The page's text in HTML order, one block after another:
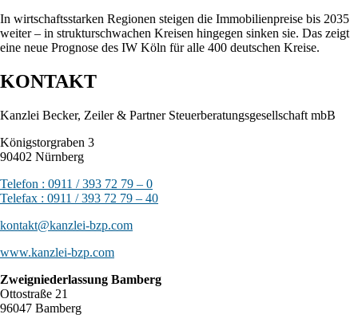
In wirtschaftsstarken Regionen steigen die Immobilienpreise bis 2035
weiter – in strukturschwachen Kreisen hingegen sinken sie. Das zeigt
eine neue Prognose des IW Köln für alle 400 deutschen Kreise.
KONTAKT
Kanzlei Becker, Zeiler & Partner Steuerberatungsgesellschaft mbB
Königstorgraben 3
90402 Nürnberg
Telefon : 0911 / 393 72 79 – 0
Telefax : 0911 / 393 72 79 – 40
kontakt@kanzlei-bzp.com
www.kanzlei-bzp.com
Zweigniederlassung Bamberg
Ottostraße 21
96047 Bamberg